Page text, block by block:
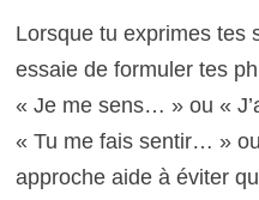
Lorsque tu exprimes tes
essaie de formuler tes
« Je me sens… » ou «
« Tu me fais sentir… »
approche aide à éviter